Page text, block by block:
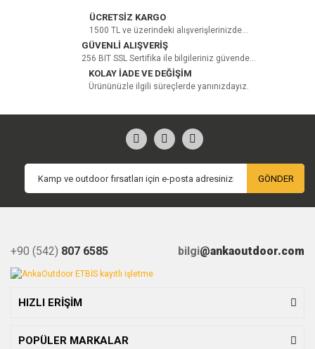
ÜCRETSİZ KARGO
1500 TL ve üzerindeki alışverişlerinizde...
GÜVENLİ ALIŞVERİŞ
256 BIT SSL Sertifika ile bilgileriniz güvende...
KOLAY İADE VE DEĞİŞİM
Ürününüzle ilgili süreçlerde yanınızdayız.
GÖNDER
+90 (542) 807 6585 bilgi@ankaoutdoor.com
HIZLI ERİŞİM
POPÜLER MARKALAR